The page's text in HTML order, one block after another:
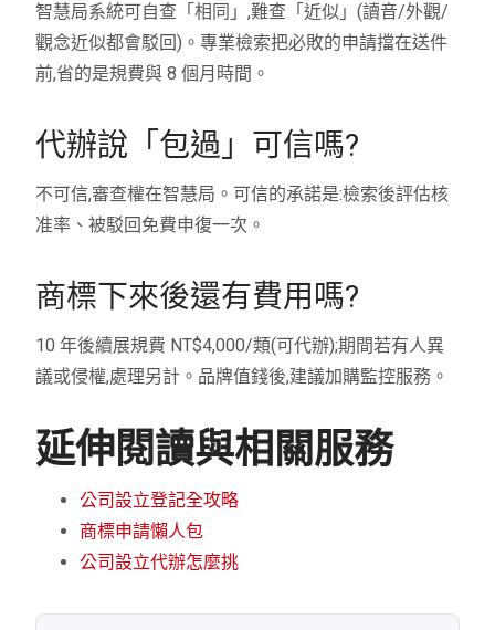
智慧局系統可自查「相同」,難查「近似」(讀音/外觀/
觀念近似都會駁回)。專業檢索把必敗的申請擋在送件
前,省的是規費與 8 個月時間。
代辦說「包過」可信嗎?
不可信,審查權在智慧局。可信的承諾是:檢索後評估核
准率、被駁回免費申復一次。
商標下來後還有費用嗎?
10 年後續展規費 NT$4,000/類(可代辦);期間若有人異
議或侵權,處理另計。品牌值錢後,建議加購監控服務。
延伸閱讀與相關服務
公司設立登記全攻略
商標申請懶人包
公司設立代辦怎麼挑